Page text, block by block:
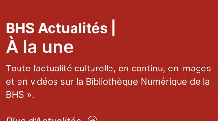
BHS Actualités |
À la une
Toute l’actualité culturelle, en continu, en images
et en vidéos sur la Bibliothèque Numérique de la
BHS ».